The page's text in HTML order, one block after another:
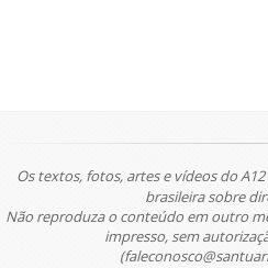
Os textos, fotos, artes e vídeos do
brasileira sobre
Não reproduza o conteúdo em outro
impresso, sem